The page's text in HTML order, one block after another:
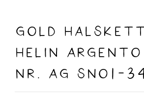
Gold
Helin
nr. AG SNO1-